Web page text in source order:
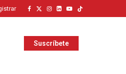
Suscríbete